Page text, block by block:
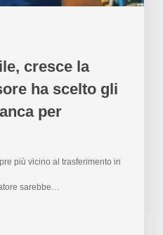
cresce la
ha scelto gli
per
più vicino al trasferimento in
sarebbe…